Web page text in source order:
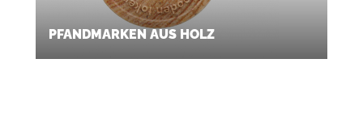
PFANDMARKEN AUS HOLZ